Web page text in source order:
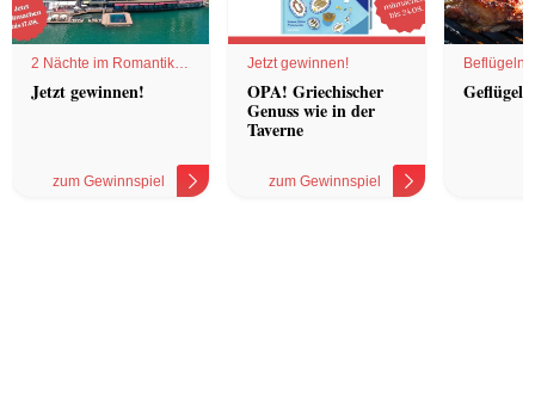
2 Nächte im Romantik
Hotel
Jetzt gewinnen!
zum Gewinnspiel
Jetzt gewinnen!
OPA! Griechischer
Genuss wie in der
Taverne
zum Gewinnspiel
Geflügel